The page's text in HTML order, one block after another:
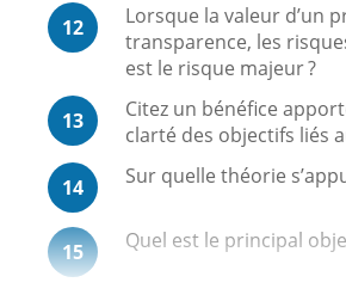
12
Lorsque la valeur d’un
transparence, les
est le risque majeur ?
13
Citez un bénéfice
clarté des objectifs liés
14
Sur quelle théorie
15 Quel est le principal